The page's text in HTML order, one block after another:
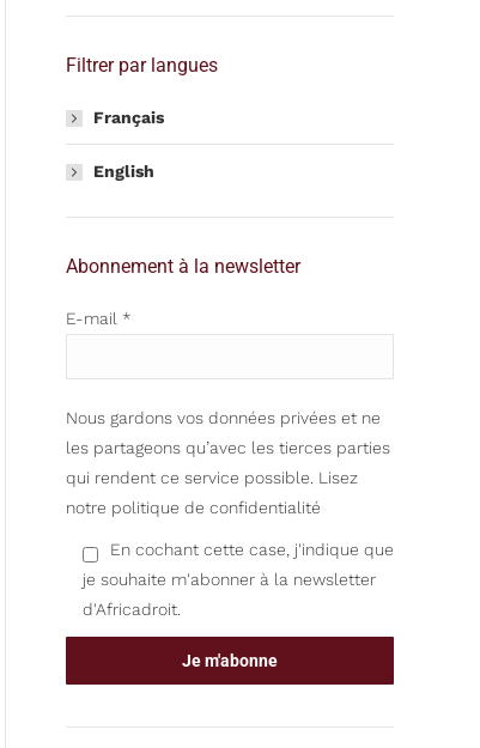
Filtrer par langues
Français
English
Abonnement à la newsletter
E-mail *
Nous gardons vos données privées et ne
les partageons qu’avec les tierces parties
qui rendent ce service possible. Lisez
notre politique de confidentialité
En cochant cette case, j'indique que
je souhaite m'abonner à la newsletter
d'Africadroit.